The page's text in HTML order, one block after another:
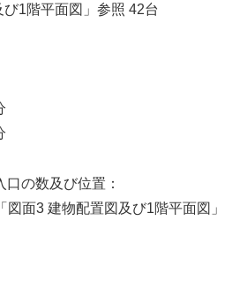
び1階平面図」参照 42台
の数及び位置：
面3 建物配置図及び1階平面図」